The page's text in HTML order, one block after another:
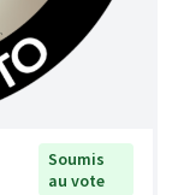
Soumis
au vote